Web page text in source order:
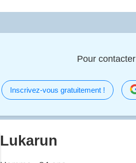
Pour contacter
Inscrivez-vous gratuitement !
Lukarun